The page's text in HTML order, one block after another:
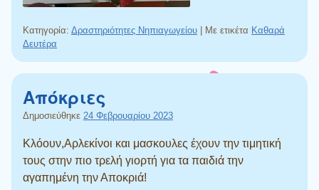
Κατηγορία: Δραστηριότητες Νηπιαγωγείου Με ετικέτα Καθαρά
Δευτέρα
Απόκριες
Δημοσιεύθηκε 24 Φεβρουαρίου 2023
Κλόουν,Αρλεκίνοι και μασκουλες έχουν την τιμητική
τους στην πιο τρελή γιορτή για τα παιδιά την
αγαπημένη την Αποκριά!